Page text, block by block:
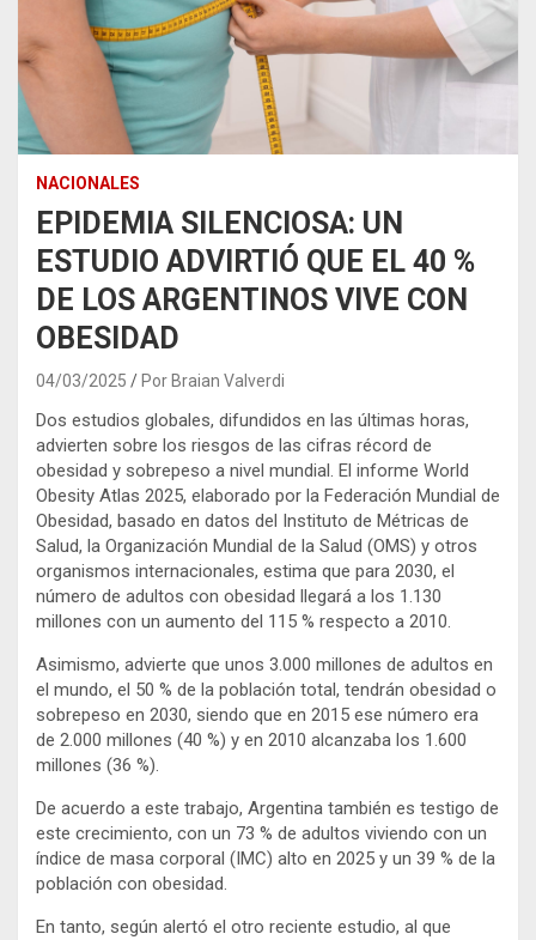
NACIONALES
EPIDEMIA SILENCIOSA: UN
ESTUDIO ADVIRTIÓ QUE EL 40 %
DE LOS ARGENTINOS VIVE CON
OBESIDAD
04/03/2025 Por Braian Valverdi
Dos estudios globales, difundidos en las últimas horas,
advierten sobre los riesgos de las cifras récord de
obesidad y sobrepeso a nivel mundial. El informe World
Obesity Atlas 2025, elaborado por la Federación Mundial de
Obesidad, basado en datos del Instituto de Métricas de
Salud, la Organización Mundial de la Salud (OMS) y otros
organismos internacionales, estima que para 2030, el
número de adultos con obesidad llegará a los 1.130
millones con un aumento del 115 % respecto a 2010.
Asimismo, advierte que unos 3.000 millones de adultos en
el mundo, el 50 % de la población total, tendrán obesidad o
sobrepeso en 2030, siendo que en 2015 ese número era
de 2.000 millones (40 %) y en 2010 alcanzaba los 1.600
millones (36 %).
De acuerdo a este trabajo, Argentina también es testigo de
este crecimiento, con un 73 % de adultos viviendo con un
índice de masa corporal (IMC) alto en 2025 y un 39 % de la
población con obesidad.
En tanto, según alertó el otro reciente estudio, al que